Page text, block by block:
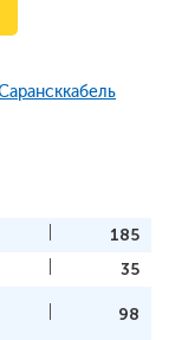
185
35
98